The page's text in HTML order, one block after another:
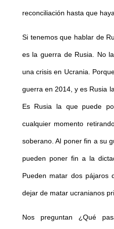
reconciliación hasta que
Si tenemos que hablar de
es la guerra de Rusia. No
una crisis en Ucrania.
guerra en 2014, y es Rusia
Es Rusia la que puede
cualquier momento
soberano. Al poner fin a su
pueden poner fin a la
Pueden matar dos pájaros
dejar de matar ucranianos
Nos preguntan ¿Qué